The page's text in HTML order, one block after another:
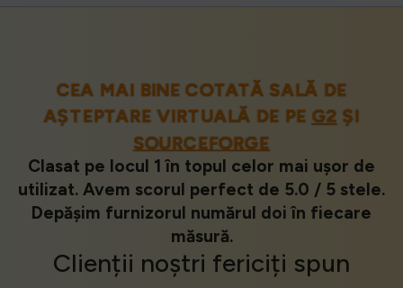
CEA MAI BINE COTATĂ SALĂ DE
AȘTEPTARE VIRTUALĂ DE PE G2ȘI
SOURCEFORGE
Clasat pe locul 1 în topul celor mai ușor de
utilizat. Avem scorul perfect de 5.0 / 5 stele.
Depășim furnizorul numărul doi în fiecare
măsură.
Clienții noștri fericiți spun